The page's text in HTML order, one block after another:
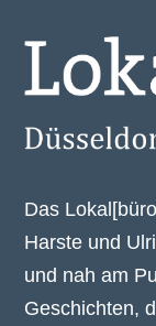
Das
Harste und
und nah am
Geschichten,